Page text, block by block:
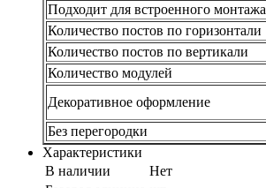
Подходит для встроенного монтажа
Количество постов по горизонтали
Количество постов по вертикали
Количество модулей
Декоративное оформление
Без перегородки
Характеристики
В наличии
Нет